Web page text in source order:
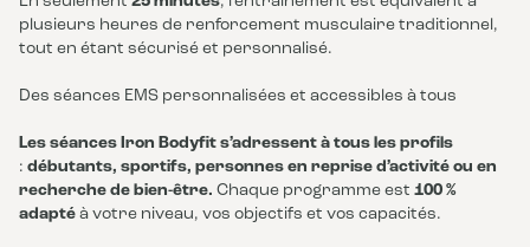
plusieurs heures de renforcement musculaire traditionnel,
tout en étant sécurisé et personnalisé.
Des séances EMS personnalisées et accessibles à tous
Les séances Iron Bodyfit s’adressent à tous les profils
: débutants, sportifs, personnes en reprise d’activité ou en
recherche de bien-être. Chaque programme est 100 %
adapté à votre niveau, vos objectifs et vos capacités.